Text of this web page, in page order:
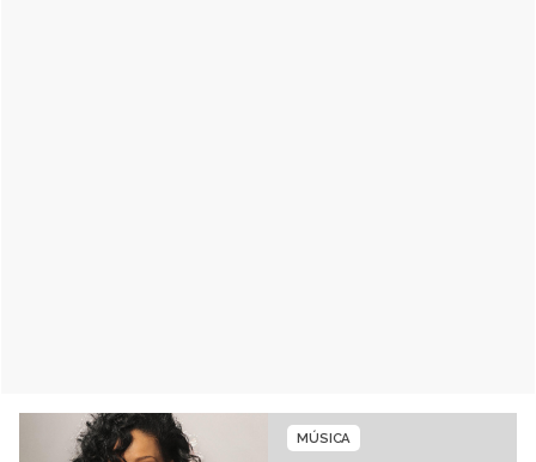
MÚSICA